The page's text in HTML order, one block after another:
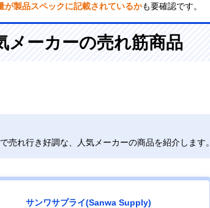
が製品スペックに記載されているかも要確認です。
メーカーの売れ筋商品
売れ行き好調な、人気メーカーの商品を紹介します。
サンワサプライ(Sanwa Supply)